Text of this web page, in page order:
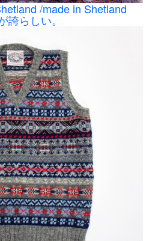
/made in Shetland
らしい。